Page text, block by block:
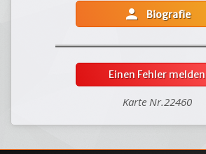
person Biografie
Einen Fehler melden
Karte Nr.22460